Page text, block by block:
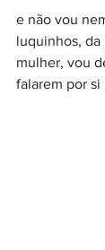
e não vou
luquinhos, da
mulher, vou
falarem por si